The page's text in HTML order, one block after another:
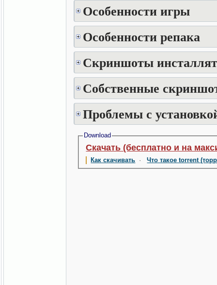
Особенности игры
Особенности репака
Скриншоты
Собственные
Проблемы с
Download
Скачать (бесплатно и на
Как скачивать ·Что такое torrent